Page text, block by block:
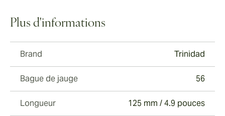
Plus d'informations
Brand Trinidad
Bague de jauge 56
Longueur 125 mm / 4.9 pouces